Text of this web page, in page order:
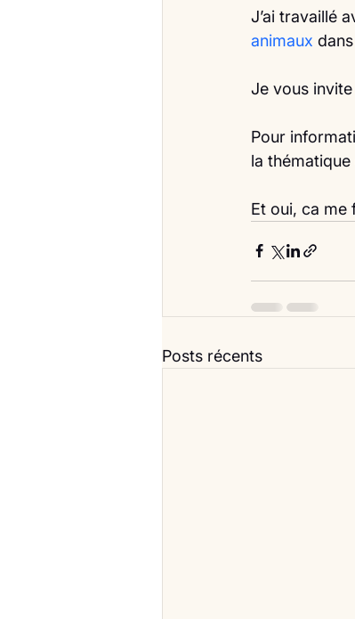
J’ai travaillé
animaux
Je vous
Pour
la
Et oui, ca me
Posts récents